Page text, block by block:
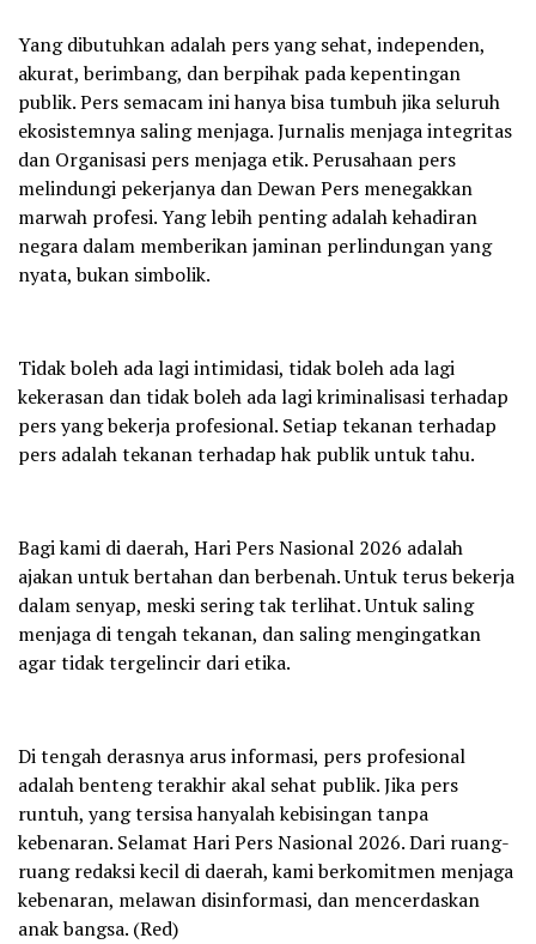
Yang dibutuhkan adalah pers yang sehat, independen,
akurat, berimbang, dan berpihak pada kepentingan
publik. Pers semacam ini hanya bisa tumbuh jika seluruh
ekosistemnya saling menjaga. Jurnalis menjaga integritas
dan Organisasi pers menjaga etik. Perusahaan pers
melindungi pekerjanya dan Dewan Pers menegakkan
marwah profesi. Yang lebih penting adalah kehadiran
negara dalam memberikan jaminan perlindungan yang
nyata, bukan simbolik.
Tidak boleh ada lagi intimidasi, tidak boleh ada lagi
kekerasan dan tidak boleh ada lagi kriminalisasi terhadap
pers yang bekerja profesional. Setiap tekanan terhadap
pers adalah tekanan terhadap hak publik untuk tahu.
Bagi kami di daerah, Hari Pers Nasional 2026 adalah
ajakan untuk bertahan dan berbenah. Untuk terus bekerja
dalam senyap, meski sering tak terlihat. Untuk saling
menjaga di tengah tekanan, dan saling mengingatkan
agar tidak tergelincir dari etika.
Di tengah derasnya arus informasi, pers profesional
adalah benteng terakhir akal sehat publik. Jika pers
runtuh, yang tersisa hanyalah kebisingan tanpa
kebenaran. Selamat Hari Pers Nasional 2026. Dari ruang-
ruang redaksi kecil di daerah, kami berkomitmen menjaga
kebenaran, melawan disinformasi, dan mencerdaskan
anak bangsa. (Red)